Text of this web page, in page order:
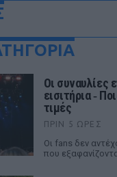
Οι συναυλίες
εισιτήρια ‑
τιμές
ΠΡΙΝ 5 ΏΡΕΣ
Οι fans δεν
που